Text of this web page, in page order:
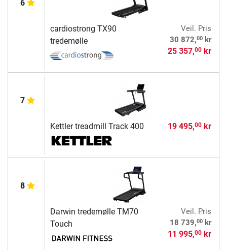
6
cardiostrong TX90
tredemølle
Veil. Pris
30 872,00kr
25 357,00kr
7
Kettler treadmill Track 400 19 495,00kr
8
Darwin tredemølle TM70
Touch
Veil. Pris
18 739,00kr
11 995,00kr